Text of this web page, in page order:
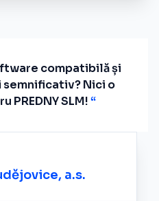
compatibilă și
Nici o
PREDNY SLM!“
a.s.